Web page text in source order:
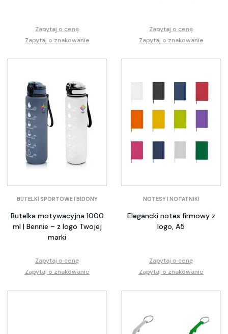
Zapytaj o cenę
Zapytaj o znakowanie
Zapytaj o cenę
Zapytaj o znakowanie
BUTELKI SPORTOWE I BIDONY
Butelka motywacyjna 1000
ml | Bennie – z logo Twojej
marki
Zapytaj o cenę
Zapytaj o znakowanie
NOTESY I NOTATNIKI
Elegancki notes firmowy z
logo, A5
Zapytaj o cenę
Zapytaj o znakowanie